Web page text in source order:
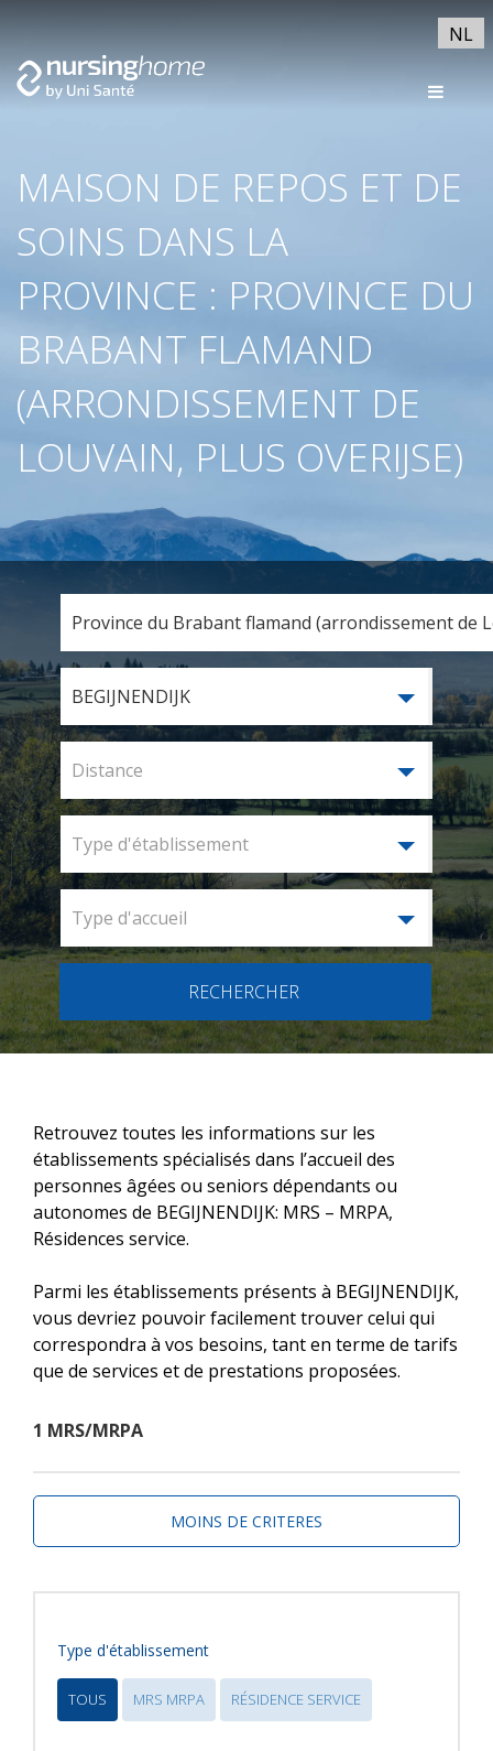
NL
MAISON DE REPOS ET DE
SOINS DANS LA
PROVINCE : PROVINCE DU
BRABANT FLAMAND
(ARRONDISSEMENT DE
LOUVAIN, PLUS OVERIJSE)
Province du Brabant flamand (arrondissement de
BEGIJNENDIJK
Distance
Type d'établissement
Type d'accueil
RECHERCHER
Retrouvez toutes les informations sur les
établissements spécialisés dans l’accueil des
personnes âgées ou seniors dépendants ou
autonomes de BEGIJNENDIJK: MRS – MRPA,
Résidences service.
Parmi les établissements présents à BEGIJNENDIJK,
vous devriez pouvoir facilement trouver celui qui
correspondra à vos besoins, tant en terme de tarifs
que de services et de prestations proposées.
1 MRS/MRPA
MOINS DE CRITERES
Type d'établissement
TOUS MRS MRPA RÉSIDENCE SERVICE